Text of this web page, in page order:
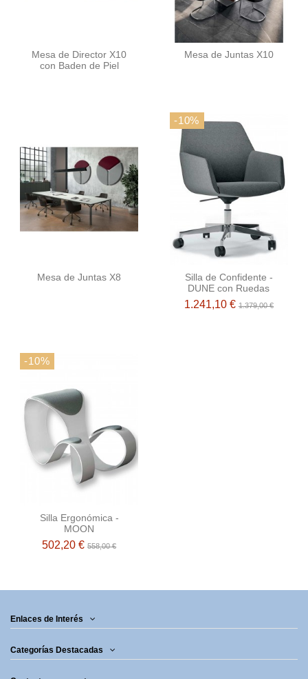
Mesa de Director X10
con Baden de Piel
Mesa de Juntas X10
Mesa de Juntas X8
-10%
Silla de Confidente -
DUNE con Ruedas
1.241,10 € 1.379,00 €
-10%
Silla Ergonómica -
MOON
502,20 €558,00 €
Enlaces de Interés
Categorías Destacadas